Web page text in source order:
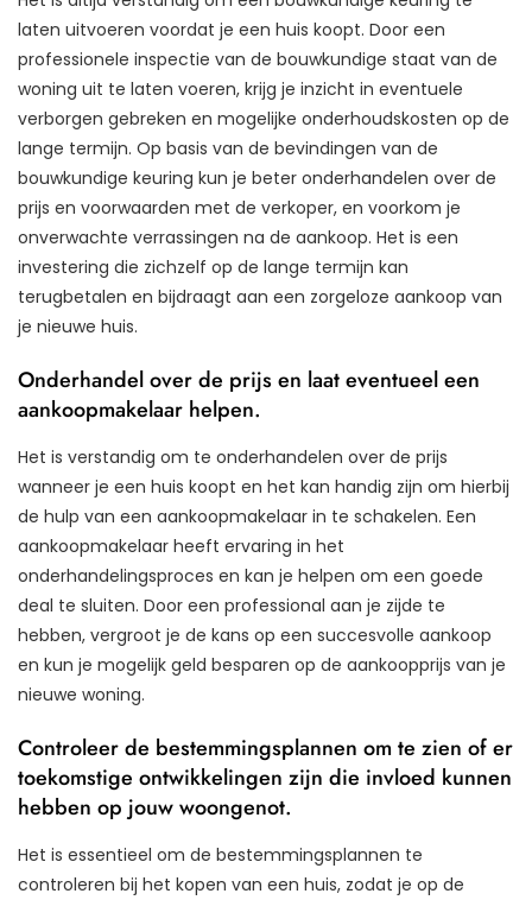
laten uitvoeren voordat je een huis koopt. Door een
professionele inspectie van de bouwkundige staat van de
woning uit te laten voeren, krijg je inzicht in eventuele
verborgen gebreken en mogelijke onderhoudskosten op de
lange termijn. Op basis van de bevindingen van de
bouwkundige keuring kun je beter onderhandelen over de
prijs en voorwaarden met de verkoper, en voorkom je
onverwachte verrassingen na de aankoop. Het is een
investering die zichzelf op de lange termijn kan
terugbetalen en bijdraagt aan een zorgeloze aankoop van
je nieuwe huis.
Onderhandel over de prijs en laat eventueel een
aankoopmakelaar helpen.
Het is verstandig om te onderhandelen over de prijs
wanneer je een huis koopt en het kan handig zijn om hierbij
de hulp van een aankoopmakelaar in te schakelen. Een
aankoopmakelaar heeft ervaring in het
onderhandelingsproces en kan je helpen om een goede
deal te sluiten. Door een professional aan je zijde te
hebben, vergroot je de kans op een succesvolle aankoop
en kun je mogelijk geld besparen op de aankoopprijs van je
nieuwe woning.
Controleer de bestemmingsplannen om te zien of er
toekomstige ontwikkelingen zijn die invloed kunnen
hebben op jouw woongenot.
Het is essentieel om de bestemmingsplannen te
controleren bij het kopen van een huis, zodat je op de